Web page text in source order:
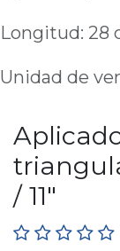
Longitud: 28
Unidad de
/ 11"